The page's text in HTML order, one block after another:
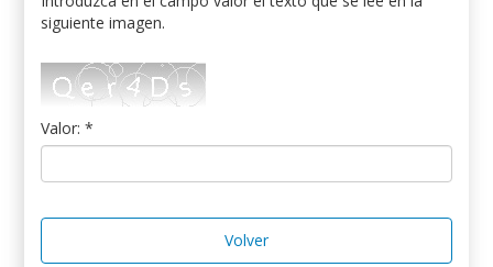
siguiente imagen.
Valor: *
Volver